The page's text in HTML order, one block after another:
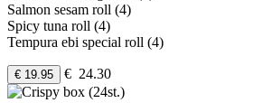
Salmon sesam roll (4)
Spicy tuna roll (4)
Tempura ebi special roll (4)
€ 19.95 € 24.30